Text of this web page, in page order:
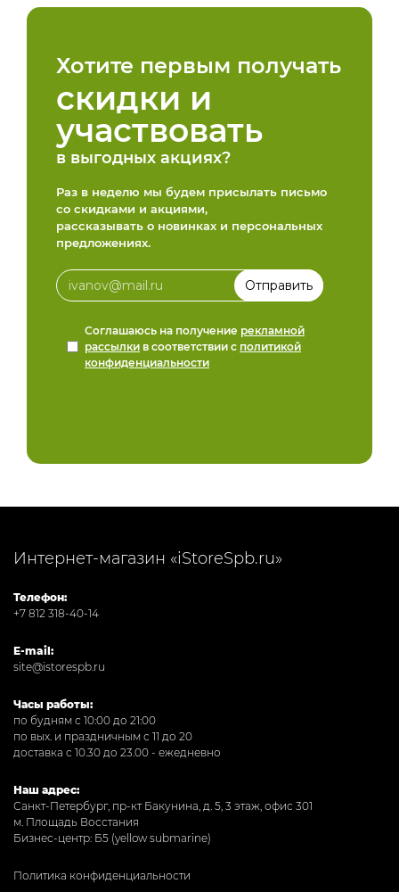
Хотите первым получать
скидки и
участвовать
в выгодных акциях?
Раз в неделю мы будем присылать письмо
со скидками и акциями,
рассказывать о новинках и персональных
предложениях.
Соглашаюсь на получение рекламной
рассылки в соответствии с политикой
конфиденциальности
Интернет-магазин «iStoreSpb.ru»
Телефон:
+7 812 318-40-14
E-mail:
site@istorespb.ru
Часы работы:
по будням с 10:00 до 21:00
по вых. и праздничным с 11 до 20
доставка с 10.30 до 23.00 - ежедневно
Наш адрес:
Санкт-Петербург, пр-кт Бакунина, д. 5, 3 этаж, офис 301
м. Площадь Восстания
Бизнес-центр: Б5 (yellow submarine)
Политика конфиденциальности